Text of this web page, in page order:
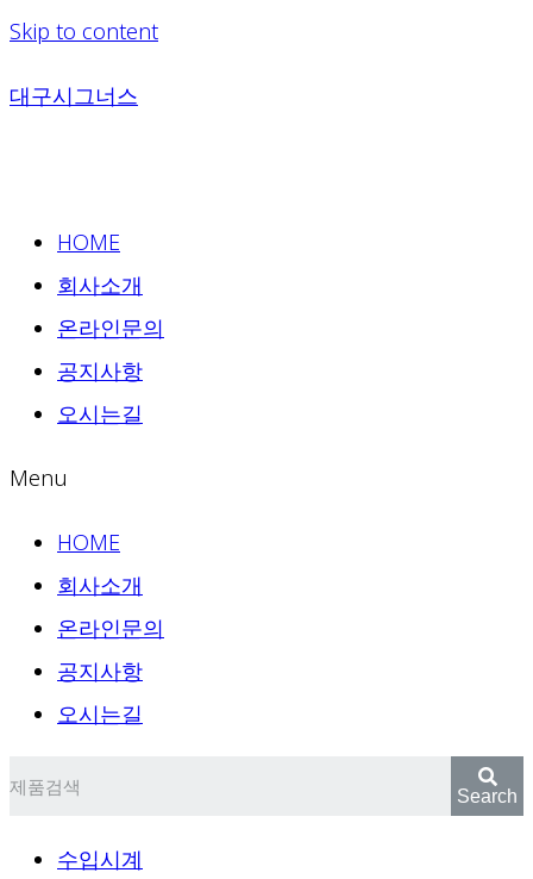
Skip to content
대구시그너스
HOME
회사소개
온라인문의
공지사항
오시는길
Menu
HOME
회사소개
온라인문의
공지사항
오시는길
Search
수입시계